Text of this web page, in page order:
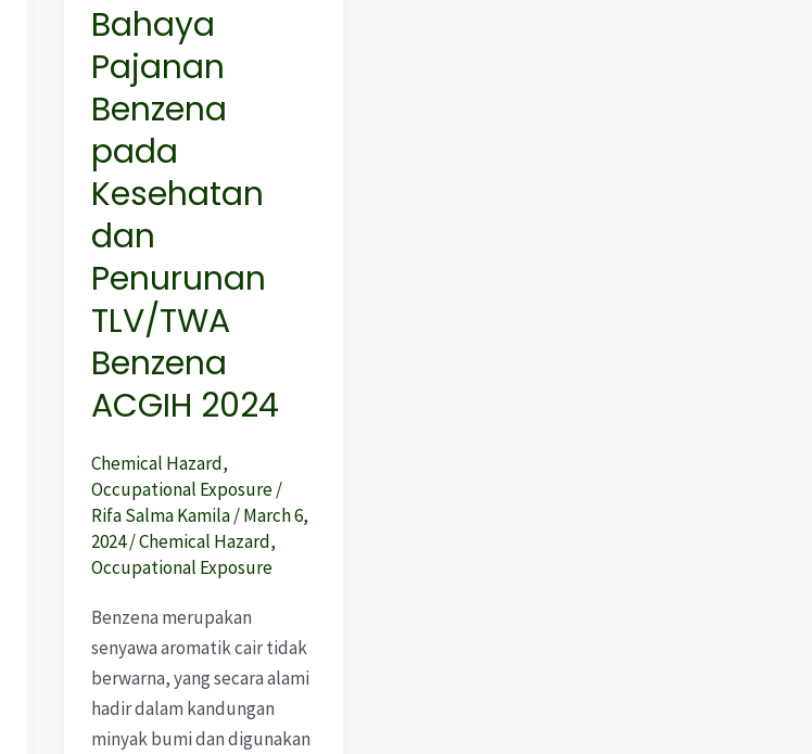
Bahaya
Pajanan
Benzena
pada
Kesehatan
dan
Penurunan
TLV/TWA
Benzena
ACGIH 2024
Chemical Hazard,
Occupational Exposure/
Rifa Salma Kamila/March 6,
2024/Chemical Hazard,
Occupational Exposure
Benzena merupakan
senyawa aromatik cair tidak
berwarna, yang secara alami
hadir dalam kandungan
minyak bumi dan digunakan
dan
Penurunan
TLV/TWA
Benzena
ACGIH
2024